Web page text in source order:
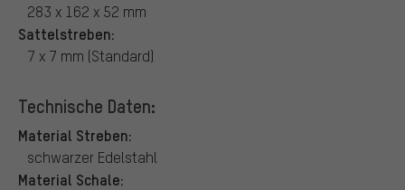
283 x 162 x 52 mm
Sattelstreben:
7 x 7 mm (Standard)
Technische Daten:
Material Streben:
schwarzer Edelstahl
Material Schale: